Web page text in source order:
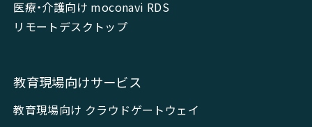
医療・介護向け moconavi RDS
リモートデスクトップ
教育現場向けサービス
教育現場向け クラウドゲートウェイ